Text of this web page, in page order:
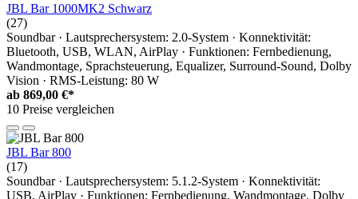
JBL Bar 1000MK2 Schwarz
(27)
Soundbar · Lautsprechersystem: 2.0-System · Konnektivität:
Bluetooth, USB, WLAN, AirPlay · Funktionen: Fernbedienung,
Wandmontage, Sprachsteuerung, Equalizer, Surround-Sound, Dolby
Vision · RMS-Leistung: 80 W
ab 869,00 €*
10 Preise vergleichen
JBL Bar 800
(17)
Soundbar · Lautsprechersystem: 5.1.2-System · Konnektivität:
USB, AirPlay · Funktionen: Fernbedienung, Wandmontage, Dolby